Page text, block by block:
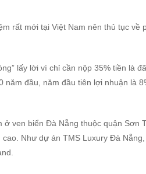
rất mới tại Việt Nam nên thủ tục
lấy lời vì chỉ cần nộp 35% tiền là
đầu, năm đầu tiên lợi nhuận là
ven biển Đà Nẵng thuộc quận Sơn
Như dự án TMS Luxury Đà